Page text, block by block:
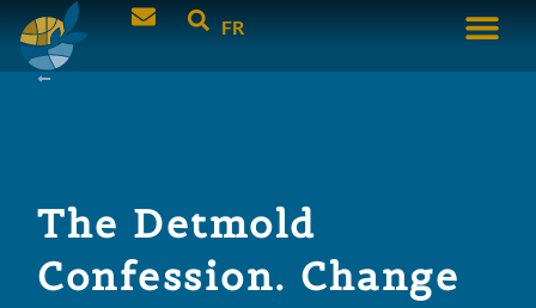
FR
The Detmold
Confession. Change